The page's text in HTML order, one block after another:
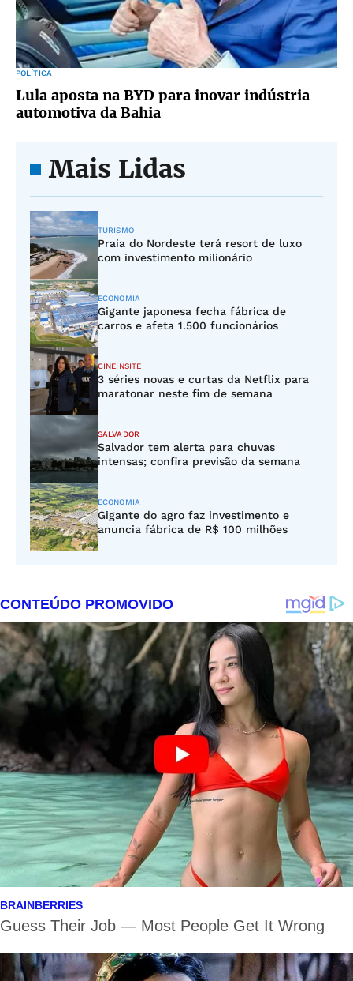
POLÍTICA
Lula aposta na BYD para inovar indústria
automotiva da Bahia
Mais Lidas
TURISMO
Praia do Nordeste terá resort de luxo
com investimento milionário
ECONOMIA
Gigante japonesa fecha fábrica de
carros e afeta 1.500 funcionários
CINEINSITE
3 séries novas e curtas da Netflix para
maratonar neste fim de semana
SALVADOR
Salvador tem alerta para chuvas
intensas; confira previsão da semana
ECONOMIA
Gigante do agro faz investimento e
anuncia fábrica de R$ 100 milhões